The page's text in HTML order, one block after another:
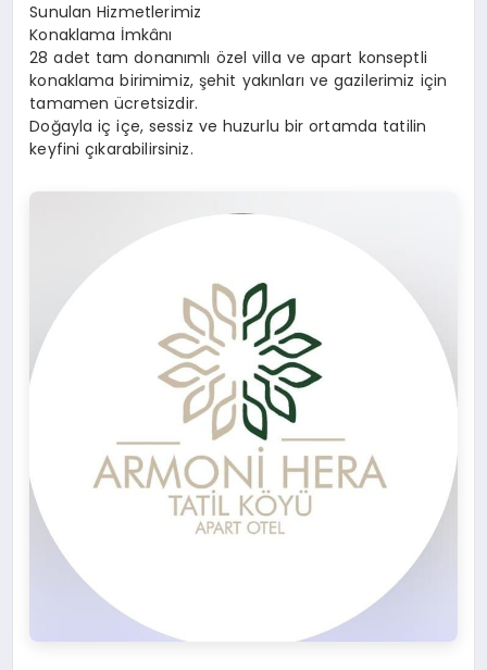
Sunulan Hizmetlerimiz
Konaklama İmkânı
28 adet tam donanımlı özel villa ve apart konseptli
konaklama birimimiz, şehit yakınları ve gazilerimiz için
tamamen ücretsizdir.
Doğayla iç içe, sessiz ve huzurlu bir ortamda tatilin
keyfini çıkarabilirsiniz.